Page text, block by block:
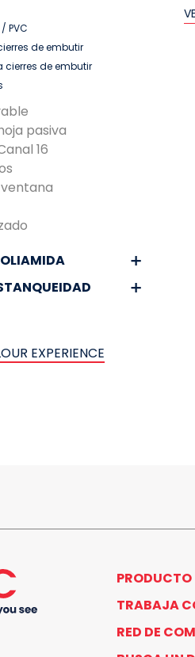
PVC
de embutir
cierres de embutir
pasiva
16
EXPERIENCE
PRODUCTO
TRABAJA
RED DE